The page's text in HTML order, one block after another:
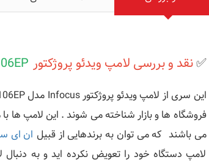
✅نقد و بررسی لامپ ویدئو پروژکتور
می باشند که می توان به برندهایی از قبیل ان ای
لامپ دستگاه خود را تعویض نکرده اید و به